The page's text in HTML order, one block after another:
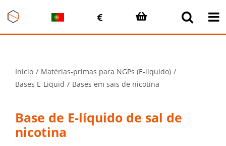
content
Início
Matérias-primas para NGPs (E-líquido)
Bases E-Liquid
Bases em sais de nicotina
Base de E-líquido de sal de
nicotina